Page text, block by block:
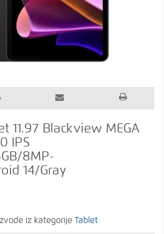
11.97 Blackview MEGA
IPS
8MP-
14/Gray
iz kategorije Tablet